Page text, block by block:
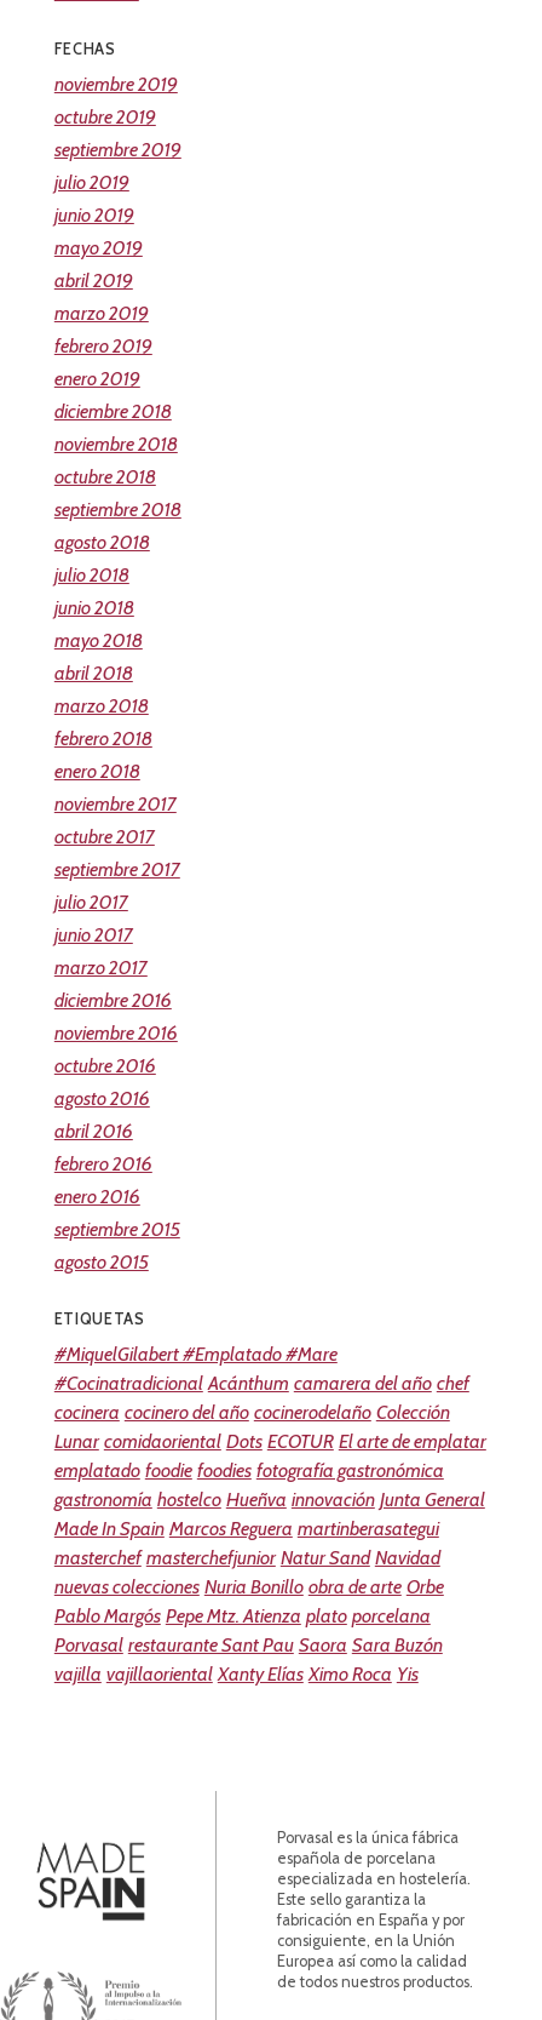
FECHAS
noviembre 2019
octubre 2019
septiembre 2019
julio 2019
junio 2019
mayo 2019
abril 2019
marzo 2019
febrero 2019
enero 2019
diciembre 2018
noviembre 2018
octubre 2018
septiembre 2018
agosto 2018
julio 2018
junio 2018
mayo 2018
abril 2018
marzo 2018
febrero 2018
enero 2018
noviembre 2017
octubre 2017
septiembre 2017
julio 2017
junio 2017
marzo 2017
diciembre 2016
noviembre 2016
octubre 2016
agosto 2016
abril 2016
febrero 2016
enero 2016
septiembre 2015
agosto 2015
ETIQUETAS
#MiquelGilabert #Emplatado #Mare
#Cocinatradicional Acánthum camarera del año chef
cocinera cocinero del año cocinerodelaño Colección
Lunar comidaoriental Dots ECOTUR El arte de emplatar
emplatado foodie foodies fotografía gastronómica
gastronomía hostelco Hueñva innovación Junta General
Made In Spain Marcos Reguera martinberasategui
masterchef masterchefjunior Natur Sand Navidad
nuevas colecciones Nuria Bonillo obra de arte Orbe
Pablo Margós Pepe Mtz. Atienza plato porcelana
Porvasal restaurante Sant Pau Saora Sara Buzón
vajilla vajillaoriental Xanty Elías Ximo Roca Yis
Porvasal es la única fábrica
española de porcelana
especializada en hostelería.
Este sello garantiza la
fabricación en España y por
consiguiente, en la Unión
Europea así como la calidad
de todos nuestros productos.